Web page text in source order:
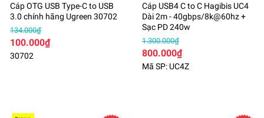
Cáp OTG USB Type-C to USB
3.0 chính hãng Ugreen 30702
134.000₫
100.000₫
30702
Cáp USB4 C to C Hagibis UC4
Dài 2m - 40gbps/8k@60hz +
Sạc PD 240w
1.300.000₫
800.000₫
Mã SP: UC4Z